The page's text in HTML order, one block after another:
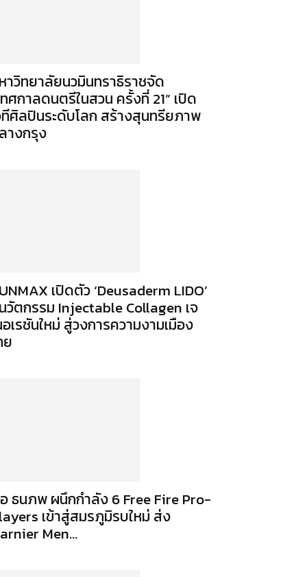
าวิทยาลัยนวมินทราธิราชจัด
ทศกาลดนตรีในสวน ครั้งที่ 21” เปิด
ทีศิลปินระดับโลก สร้างสุนทรียภาพ
างกรุง
เปิดตัว ‘Deusaderm LIDO’
วัตกรรม Injectable Collagen เจ
อเรชันใหม่ สู่วงการความงามเมือง
ย
ธนภพ ผนึกกำลัง 6 Free Fire Pro-
เข้าสู่สมรภูมิรบใหม่ ส่ง
Men...